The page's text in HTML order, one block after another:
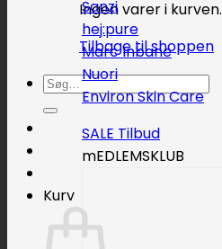
Ingen varer i kurven.
Tilbage til shoppen
Søg
efter:
Kurv
Sanzi
hej:pure
Marc Inbane
Nuori
Environ Skin Care
SALE
mEDLEMSKLUB